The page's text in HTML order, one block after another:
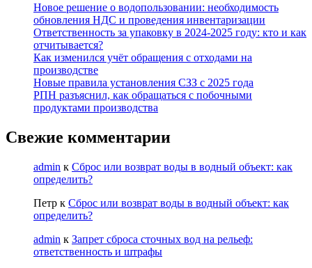
Новое решение о водопользовании: необходимость
обновления НДС и проведения инвентаризации
Ответственность за упаковку в 2024-2025 году: кто и как
отчитывается?
Как изменился учёт обращения с отходами на
производстве
Новые правила установления СЗЗ с 2025 года
РПН разъяснил, как обращаться с побочными
продуктами производства
Свежие комментарии
admin к Сброс или возврат воды в водный объект: как
определить?
Петр к Сброс или возврат воды в водный объект: как
определить?
admin к Запрет сброса сточных вод на рельеф:
ответственность и штрафы